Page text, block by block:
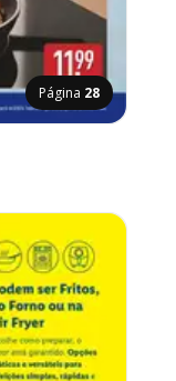
Página 28